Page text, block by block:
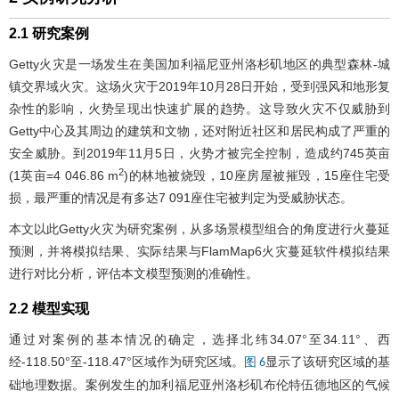
2.1 研究案例
Getty火灾是一场发生在美国加利福尼亚州洛杉矶地区的典型森林-城
镇交界域火灾。这场火灾于2019年10月28日开始，受到强风和地形复
杂性的影响，火势呈现出快速扩展的趋势。这导致火灾不仅威胁到
Getty中心及其周边的建筑和文物，还对附近社区和居民构成了严重的
安全威胁。到2019年11月5日，火势才被完全控制，造成约745英亩
(1英亩=4 046.86 m2)的林地被烧毁，10座房屋被摧毁，15座住宅受
损，最严重的情况是有多达7 091座住宅被判定为受威胁状态。
本文以此Getty火灾为研究案例，从多场景模型组合的角度进行火蔓延
预测，并将模拟结果、实际结果与FlamMap6火灾蔓延软件模拟结果
进行对比分析，评估本文模型预测的准确性。
2.2 模型实现
通过对案例的基本情况的确定，选择北纬34.07°至34.11°、西
经-118.50°至-118.47°区域作为研究区域。
图 6显示了该研究区域的基
础地理数据。案例发生的加利福尼亚州洛杉矶布伦特伍德地区的气候